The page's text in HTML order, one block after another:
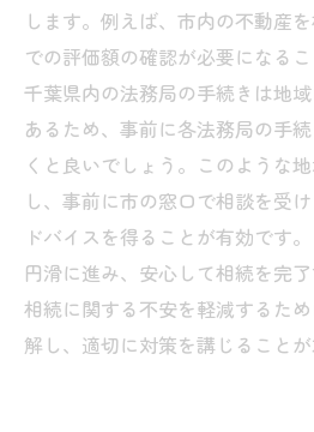
します。例えば、市内の不動産
での評価額の確認が必要になるこ
千葉県内の法務局の手続きは地
あるため、事前に各法務局の手
くと良いでしょう。このような
し、事前に市の窓口で相談を受
ドバイスを得ることが有効です
円滑に進み、安心して相続を完
相続に関する不安を軽減するた
解し、適切に対策を講じることが